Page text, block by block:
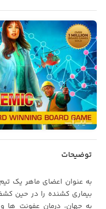
توضیحات
به عنوان اعضای ماهر یک تیم
بیماری کشنده را در حین
به جهان، درمان عفونت ها